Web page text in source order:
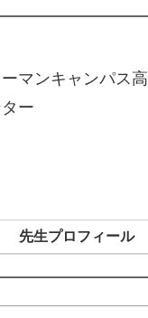
マンキャンパス高
ー
先生プロフィール